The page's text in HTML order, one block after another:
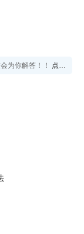
为你解答！！ 点击进入论坛